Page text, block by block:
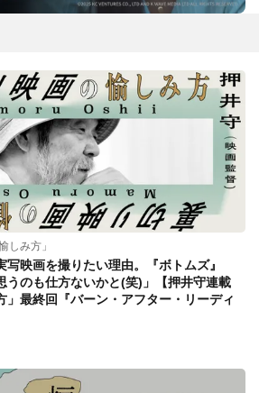
しみ方」
映画を撮りたい理由。『ボトムズ』
うのも仕方ないかと(笑)」【押井守連載
」最終回『バーン・アフター・リーディ